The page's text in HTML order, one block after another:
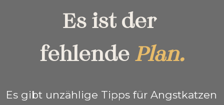
Es ist der
fehlende Plan.
Es gibt unzählige Tipps für Angstkatzen